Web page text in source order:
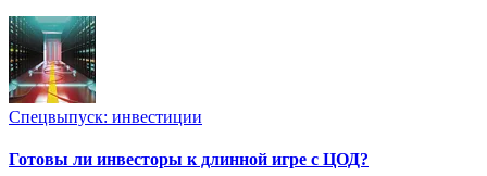
Спецвыпуск: инвестиции
Готовы ли инвесторы к длинной игре с ЦОД?